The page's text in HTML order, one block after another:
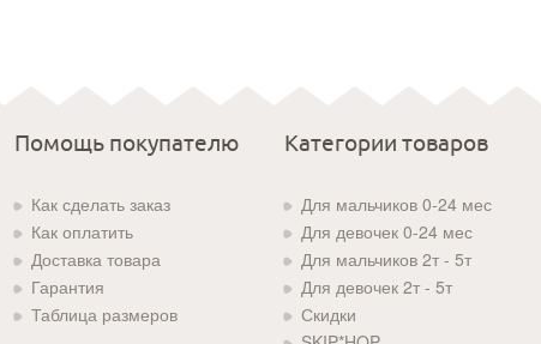
Помощь покупателю
Как сделать заказ
Как оплатить
Доставка товара
Гарантия
Таблица размеров
Категории товаров
Для мальчиков 0-24 мес
Для девочек 0-24 мес
Для мальчиков 2т - 5т
Для девочек 2т - 5т
Скидки